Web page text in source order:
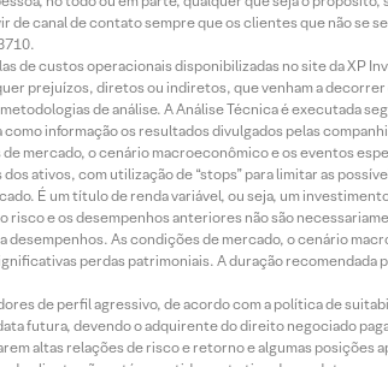
de canal de contato sempre que os clientes que não se
de custos operacionais disponibilizadas no site da XP
prejuízos, diretos ou indiretos, que venham a
de análise. A Análise Técnica é executada
informação os resultados divulgados pelas
mercado, o cenário macroeconômico e os eventos
ativos, com utilização de “stops” para limitar as
É um título de renda variável, ou seja, um
e os desempenhos anteriores não são
desempenhos. As condições de mercado, o cenário
perdas patrimoniais. A duração recomendada
de perfil agressivo, de acordo com a política de
futura, devendo o adquirente do direito negociado
altas relações de risco e retorno e algumas posições